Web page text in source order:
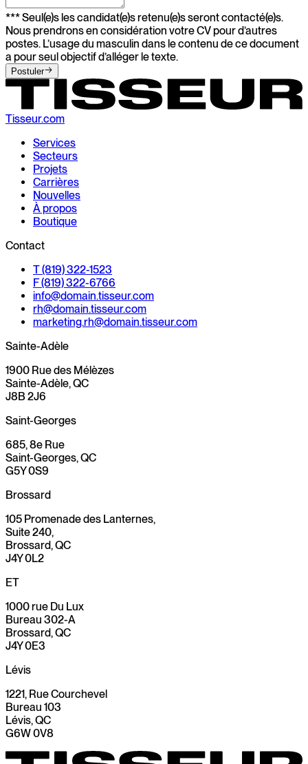
*** Seul(e)s les candidat(e)s retenu(e)s seront contacté(e)s.
Nous prendrons en considération votre CV pour d’autres
postes. L’usage du masculin dans le contenu de ce document
a pour seul objectif d’alléger le texte.
Postuler
Tisseur.com
Services
Secteurs
Projets
Carrières
Nouvelles
À propos
Boutique
Contact
T (819) 322-1523
F (819) 322-6766
info@domain.tisseur.com
rh@domain.tisseur.com
marketing.rh@domain.tisseur.com
Sainte-Adèle
1900 Rue des Mélèzes
Sainte-Adèle, QC
J8B 2J6
Saint-Georges
685, 8e Rue
Saint-Georges, QC
G5Y 0S9
Brossard
105 Promenade des Lanternes,
Suite 240,
Brossard, QC
J4Y 0L2
ET
1000 rue Du Lux
Bureau 302-A
Brossard, QC
J4Y 0E3
Lévis
1221, Rue Courchevel
Bureau 103
Lévis, QC
G6W 0V8